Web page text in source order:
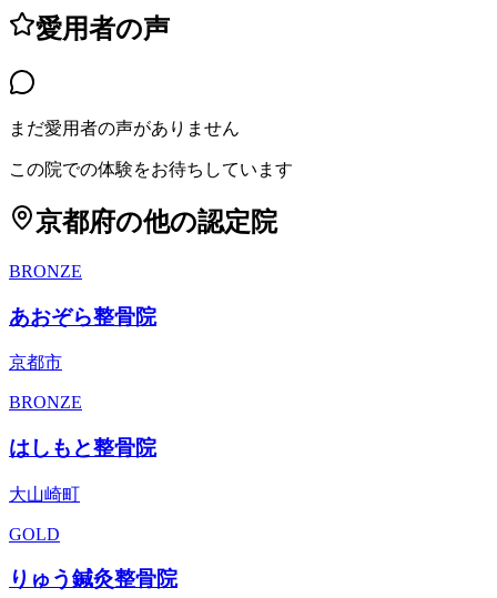
愛用者の声
まだ愛用者の声がありません
この院での体験をお待ちしています
京都府の他の認定院
BRONZE
あおぞら整骨院
京都市
BRONZE
はしもと整骨院
大山崎町
GOLD
りゅう鍼灸整骨院